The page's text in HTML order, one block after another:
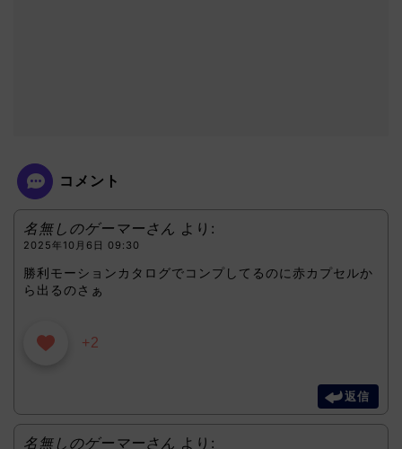
コメント
名無しのゲーマーさん より:
2025年10月6日 09:30
勝利モーションカタログでコンプしてるのに赤カプセルか
ら出るのさぁ
+2
返信
名無しのゲーマーさん より: